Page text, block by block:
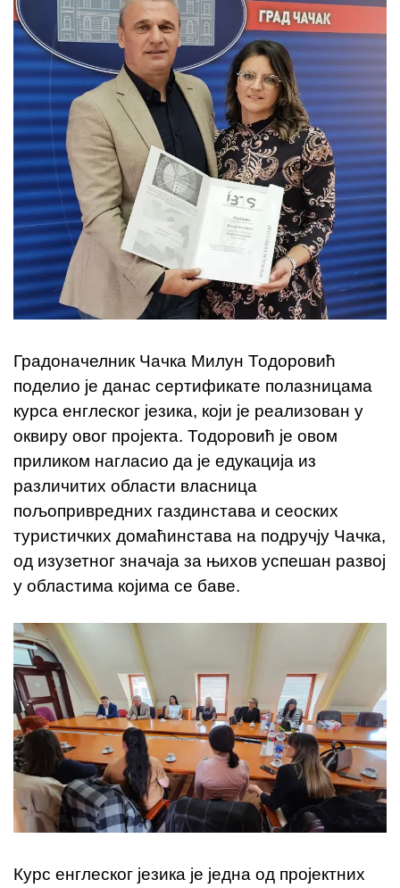
Градоначелник Чачка Милун Тодоровић
поделио је данас сертификате полазницама
курса енглеског језика, који је реализован у
оквиру овог пројекта. Тодоровић је овом
приликом нагласио да је едукација из
различитих области власница
пољопривредних газдинстава и сеоских
туристичких домаћинстава на подручју Чачка,
од изузетног значаја за њихов успешан развој
у областима којима се баве.
Курс енглеског језика је једна од пројектних